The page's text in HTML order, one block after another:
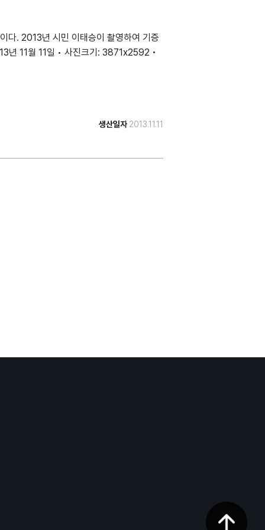
다. 2013년 시민 이태승이 촬영하여 기증
년 11월 11일 • 사진크기: 3871x2592 •
생산일자 2013.11.11